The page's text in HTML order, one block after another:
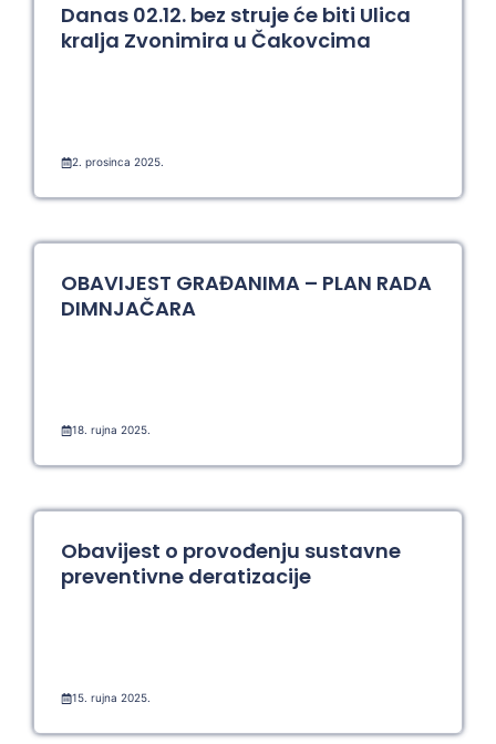
Danas 02.12. bez struje će biti Ulica
kralja Zvonimira u Čakovcima
2. prosinca 2025.
OBAVIJEST GRAĐANIMA – PLAN RADA
DIMNJAČARA
18. rujna 2025.
Obavijest o provođenju sustavne
preventivne deratizacije
15. rujna 2025.